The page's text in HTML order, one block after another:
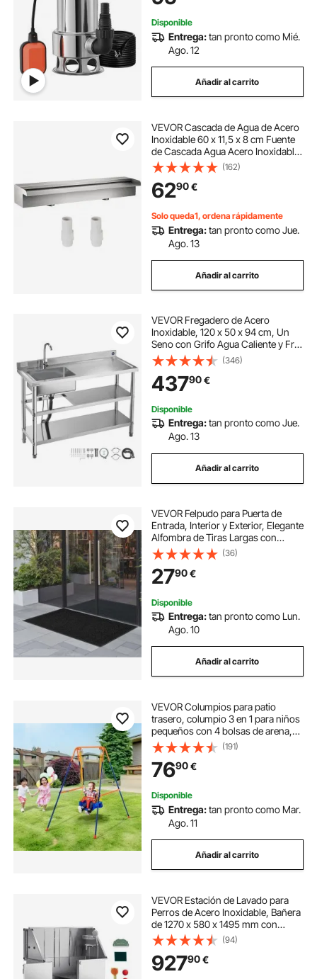
Piscinas, Sótanos, Estanque
Disponible
Entrega:tan pronto como Mié.
Ago. 12
Añadir al carrito
VEVOR Cascada de Agua de Acero
Inoxidable 60 x 11,5 x 8 cm Fuente
de Cascada Agua Acero Inoxidable
Fuente Rectangular para Piscina,
Jardín, Decoración
(162)
6290€
Solo queda1, ordena rápidamente
Entrega:tan pronto como Jue.
Ago. 13
Añadir al carrito
VEVOR Fregadero de Acero
Inoxidable, 120 x 50 x 94 cm, Un
Seno con Grifo Agua Caliente y Fría
y 2 Compartimentos de
Almacenamiento, para Garaje o
Restaurante, Lavabo Exterior con
Encimera Derecha
(346)
43790€
Disponible
Entrega:tan pronto como Jue.
Ago. 13
Añadir al carrito
VEVOR Felpudo para Puerta de
Entrada, Interior y Exterior, Elegante
Alfombra de Tiras Largas con
Reverso PVC, Resistente y Lavable,
para Pasillo, Balcón y Garaje, Color
Gris, 1524 x 914 x 7 mm
(36)
2790€
Disponible
Entrega:tan pronto como Lun.
Ago. 10
Añadir al carrito
VEVOR Columpios para patio
trasero, columpio 3 en 1 para niños
pequeños con 4 bolsas de arena,
soporte de metal plegable, fácil de
montar, columpio para interior y
exterior para niños de 3 a 6 años,
jóvenes de 6 a 10 años y
adolescentes de 10 años en
adelante
(191)
7690€
Disponible
Entrega:tan pronto como Mar.
Ago. 11
Añadir al carrito
VEVOR Estación de Lavado para
Perros de Acero Inoxidable, Bañera
de 1270 x 580 x 1495 mm con
Rampa, Filtro de Agua de
Polietileno, Grifo, Ducha y Jabonera
para Varias Mascotas, Puerta
Izquierda
(94)
92790€